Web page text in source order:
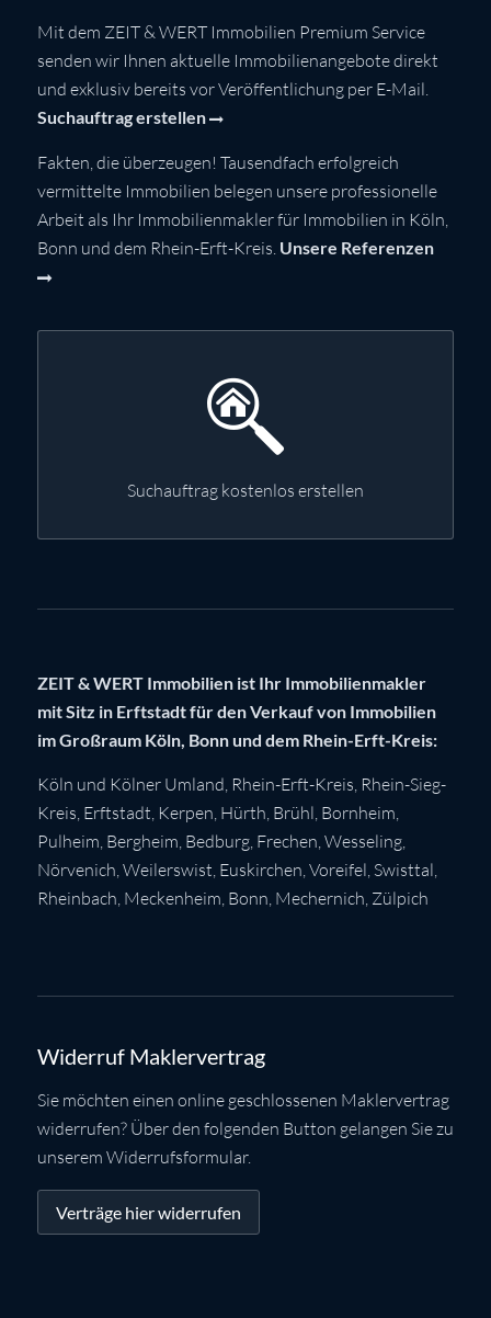
Mit dem ZEIT & WERT Immobilien Premium Service
senden wir Ihnen aktuelle Immobilienangebote direkt
und exklusiv bereits vor Veröffentlichung per E-Mail.
Suchauftrag erstellen
Fakten, die überzeugen! Tausendfach erfolgreich
vermittelte Immobilien belegen unsere professionelle
Arbeit als Ihr Immobilienmakler für Immobilien in Köln,
Bonn und dem Rhein-Erft-Kreis. Unsere Referenzen
Suchauftrag kostenlos erstellen
ZEIT & WERT Immobilien ist Ihr Immobilienmakler
mit Sitz in Erftstadt für den Verkauf von Immobilien
im Großraum Köln, Bonn und dem Rhein-Erft-Kreis:
Köln und Kölner Umland, Rhein-Erft-Kreis Rhein-Sieg-
Kreis Erftstadt Kerpen Hürth Brühl Bornheim
Pulheim Bergheim Bedburg, Frechen Wesseling,
Nörvenich Weilerswist Euskirchen , Voreifel, Swisttal
Rheinbach Meckenheim Bonn Mechernich Zülpich
Widerruf Maklervertrag
Sie möchten einen online geschlossenen Maklervertrag
widerrufen? Über den folgenden Button gelangen Sie zu
unserem Widerrufsformular.
Verträge hier widerrufen